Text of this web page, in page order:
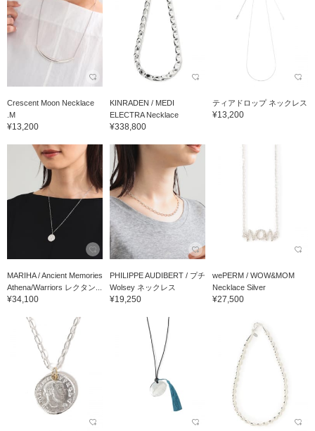
Crescent Moon Necklace
.M
¥13,200
KINRADEN / MEDI
ELECTRA Necklace
¥338,800
ティアドロップ ネックレス
¥13,200
MARIHA / Ancient Memories
Athena/Warriors レクタン...
¥34,100
PHILIPPE AUDIBERT / プチ
Wolsey ネックレス
¥19,250
wePERM / WOW&MOM
Necklace Silver
¥27,500